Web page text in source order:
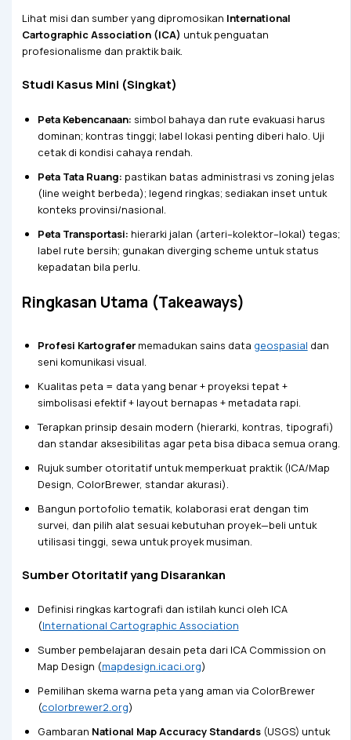
Lihat misi dan sumber yang dipromosikan International
Cartographic Association (ICA) untuk penguatan
profesionalisme dan praktik baik.
Studi Kasus Mini (Singkat)
Peta Kebencanaan: simbol bahaya dan rute evakuasi harus
dominan; kontras tinggi; label lokasi penting diberi halo. Uji
cetak di kondisi cahaya rendah.
Peta Tata Ruang: pastikan batas administrasi vs zoning jelas
(line weight berbeda); legend ringkas; sediakan inset untuk
konteks provinsi/nasional.
Peta Transportasi: hierarki jalan (arteri–kolektor–lokal) tegas;
label rute bersih; gunakan diverging scheme untuk status
kepadatan bila perlu.
Ringkasan Utama (Takeaways)
Profesi Kartografermemadukan sains data geospasial dan
seni komunikasi visual.
Kualitas peta = data yang benar + proyeksi tepat +
simbolisasi efektif + layout bernapas + metadata rapi.
Terapkan prinsip desain modern (hierarki, kontras, tipografi)
dan standar aksesibilitas agar peta bisa dibaca semua orang.
Rujuk sumber otoritatif untuk memperkuat praktik (ICA/Map
Design, ColorBrewer, standar akurasi).
Bangun portofolio tematik, kolaborasi erat dengan tim
survei, dan pilih alat sesuai kebutuhan proyek—beli untuk
utilisasi tinggi, sewa untuk proyek musiman.
Sumber Otoritatif yang Disarankan
Definisi ringkas kartografi dan istilah kunci oleh ICA
(International Cartographic Association
Sumber pembelajaran desain peta dari ICA Commission on
Map Design (mapdesign.icaci.org)
Pemilihan skema warna peta yang aman via ColorBrewer
(colorbrewer2.org)
Gambaran National Map Accuracy Standards(USGS) untuk